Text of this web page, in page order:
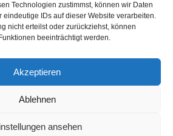
Technologien zustimmst, können wir Daten
eindeutige IDs auf dieser Website verarbeiten.
nicht erteilst oder zurückziehst, können
beeinträchtigt werden.
Akzeptieren
Ablehnen
ansehen
| Haftungsausschluss
AGB